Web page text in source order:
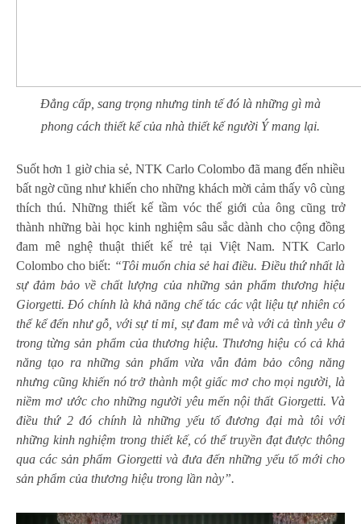
Đẳng cấp, sang trọng nhưng tinh tế đó là những gì mà
phong cách thiết kế của nhà thiết kế người Ý mang lại.
Suốt hơn 1 giờ chia sẻ, NTK Carlo Colombo đã mang đến nhiều
bất ngờ cũng như khiến cho những khách mời cảm thấy vô cùng
thích thú. Những thiết kế tầm vóc thế giới của ông cũng trở
thành những bài học kinh nghiệm sâu sắc dành cho cộng đồng
đam mê nghệ thuật thiết kế trẻ tại Việt Nam. NTK Carlo
Colombo cho biết: “Tôi muốn chia sẻ hai điều. Điều thứ nhất là
sự đảm bảo về chất lượng của những sản phẩm thương hiệu
Giorgetti. Đó chính là khả năng chế tác các vật liệu tự nhiên có
thể kể đến như gỗ, với sự tỉ mỉ, sự đam mê và với cả tình yêu ở
trong từng sản phẩm của thương hiệu. Thương hiệu có cả khả
năng tạo ra những sản phẩm vừa vẫn đảm bảo công năng
nhưng cũng khiến nó trở thành một giấc mơ cho mọi người, là
niềm mơ ước cho những người yêu mến nội thất Giorgetti. Và
điều thứ 2 đó chính là những yếu tố đương đại mà tôi với
những kinh nghiệm trong thiết kế, có thể truyền đạt được thông
qua các sản phẩm Giorgetti và đưa đến những yếu tố mới cho
sản phẩm của thương hiệu trong lần này”.